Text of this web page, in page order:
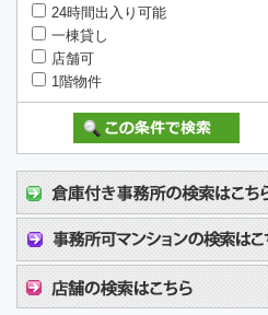
24時間出入り可能
一棟貸し
店舗可
1階物件